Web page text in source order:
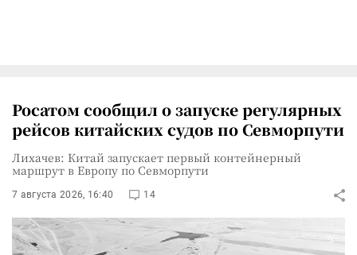
Росатом сообщил о запуске регулярных
рейсов китайских судов по Севморпути
Лихачев: Китай запускает первый контейнерный
маршрут в Европу по Севморпути
7 августа 2026, 16:40 14